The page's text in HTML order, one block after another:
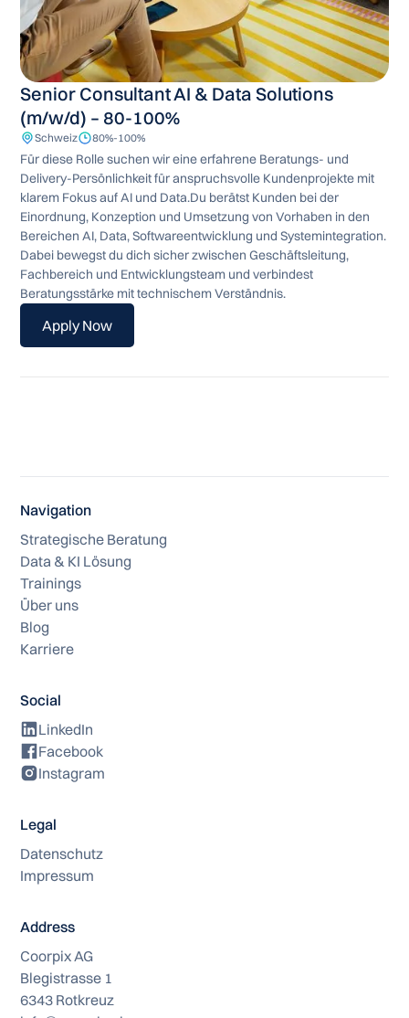
Senior Consultant AI & Data Solutions
(m/w/d) – 80-100%
Schweiz 80%-100%
Für diese Rolle suchen wir eine erfahrene Beratungs- und
Delivery-Persönlichkeit für anspruchsvolle Kundenprojekte mit
klarem Fokus auf AI und Data.Du berätst Kunden bei der
Einordnung, Konzeption und Umsetzung von Vorhaben in den
Bereichen AI, Data, Softwareentwicklung und Systemintegration.
Dabei bewegst du dich sicher zwischen Geschäftsleitung,
Fachbereich und Entwicklungsteam und verbindest
Beratungsstärke mit technischem Verständnis.
Apply Now
Apply Now
Navigation
Strategische Beratung
Data & KI Lösung
Trainings
Über uns
Blog
Karriere
Social
LinkedIn
Facebook
Instagram
Legal
Datenschutz
Impressum
Address
Coorpix AG
Blegistrasse 1
6343 Rotkreuz